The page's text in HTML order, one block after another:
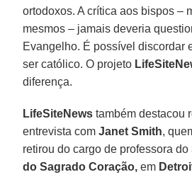
ortodoxos. A crítica aos bispos –
mesmos – jamais deveria
Evangelho. É possível discordar
ser católico. O projeto
diferença.
LifeSiteNews também destacou
entrevista comJanet Smith,
retirou do cargo de professora do
do Sagrado Coração, em